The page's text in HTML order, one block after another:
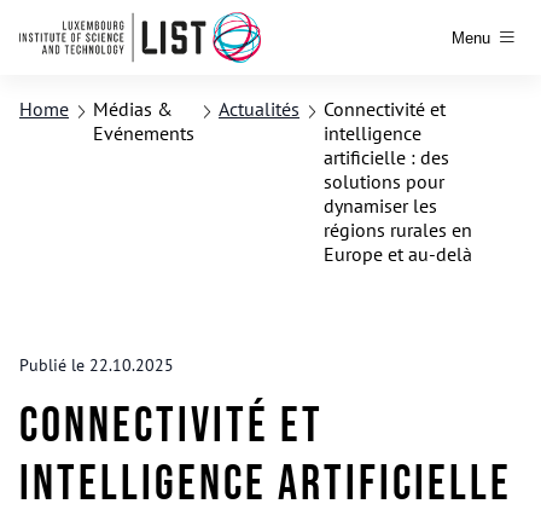
Menu
Home
Médias &
Evénements
Actualités
Connectivité et
intelligence
artificielle : des
solutions pour
dynamiser les
régions rurales en
Europe et au-delà
Publié le 22.10.2025
Connectivité et
intelligence artificielle